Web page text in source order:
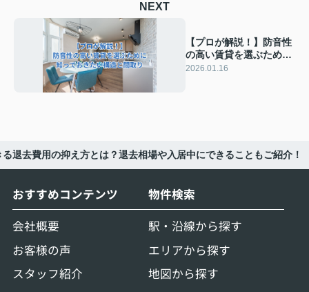
NEXT
【プロが解説！】防音性
の高い賃貸を選ぶために
知っておきたい構造と間
2026.01.16
退去費用の抑え方とは？退去相場や入居中にできることもご紹介！
おすすめコンテンツ
会社概要
お客様の声
スタッフ紹介
物件検索
駅・沿線から探す
エリアから探す
地図から探す